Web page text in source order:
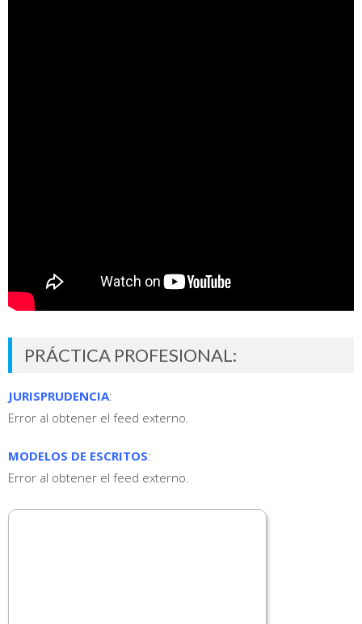
PRÁCTICA PROFESIONAL:
JURISPRUDENCIA:
Error al obtener el feed externo.
MODELOS DE ESCRITOS:
Error al obtener el feed externo.